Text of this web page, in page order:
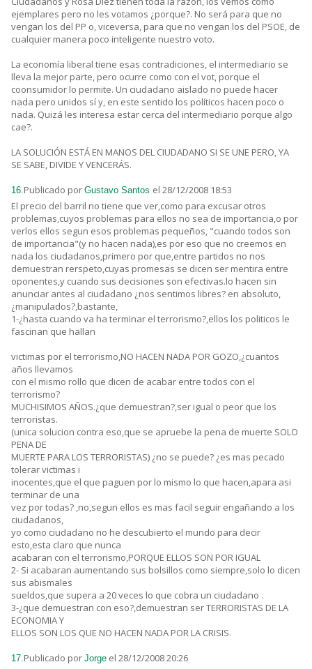
ejemplares pero no les votamos ¿porque?. No será para que no
vengan los del PP o, viceversa, para que no vengan los del PSOE, de
cualquier manera poco inteligente nuestro voto.
La economía liberal tiene esas contradiciones, el intermediario se
lleva la mejor parte, pero ocurre como con el vot, porque el
coonsumidor lo permite. Un ciudadano aislado no puede hacer
nada pero unidos sí y, en este sentido los políticos hacen poco o
nada. Quizá les interesa estar cerca del intermediario porque algo
cae?.
LA SOLUCIÓN ESTÁ EN MANOS DEL CIUDADANO SI SE UNE PERO, YA
SE SABE, DIVIDE Y VENCERÁS.
16.Publicado por Gustavo Santos el 28/12/2008 18:53
El precio del barril no tiene que ver,como para excusar otros
problemas,cuyos problemas para ellos no sea de importancia,o por
verlos ellos segun esos problemas pequeños, "cuando todos son
de importancia"(y no hacen nada),es por eso que no creemos en
nada los ciudadanos,primero por que,entre partidos no nos
demuestran rerspeto,cuyas promesas se dicen ser mentira entre
oponentes,y cuando sus decisiones son efectivas.lo hacen sin
anunciar antes al ciudadano ¿nos sentimos libres? en absoluto,
¿manipulados?,bastante,
1-¿hasta cuando va ha terminar el terrorismo?,ellos los politicos le
fascinan que hallan
victimas por el terrorismo,NO HACEN NADA POR GOZO,¿cuantos
años llevamos
con el mismo rollo que dicen de acabar entre todos con el
terrorismo?
MUCHISIMOS AÑOS.¿que demuestran?,ser igual o peor que los
terroristas.
(unica solucion contra eso,que se apruebe la pena de muerte SOLO
PENA DE
MUERTE PARA LOS TERRORISTAS) ¿no se puede? ¿es mas pecado
tolerar victimas i
inocentes,que el que paguen por lo mismo lo que hacen,apara asi
terminar de una
vez por todas? ,no,segun ellos es mas facil seguir engañando a los
ciudadanos,
yo como ciudadano no he descubierto el mundo para decir
esto,esta claro que nunca
acabaran con el terrorismo,PORQUE ELLOS SON POR IGUAL
2- Si acabaran aumentando sus bolsillos como siempre,solo lo dicen
sus abismales
sueldos,que supera a 20 veces lo que cobra un ciudadano .
3-¿que demuestran con eso?,demuestran ser TERRORISTAS DE LA
ECONOMIA Y
ELLOS SON LOS QUE NO HACEN NADA POR LA CRISIS.
17.Publicado por Jorge el 28/12/2008 20:26